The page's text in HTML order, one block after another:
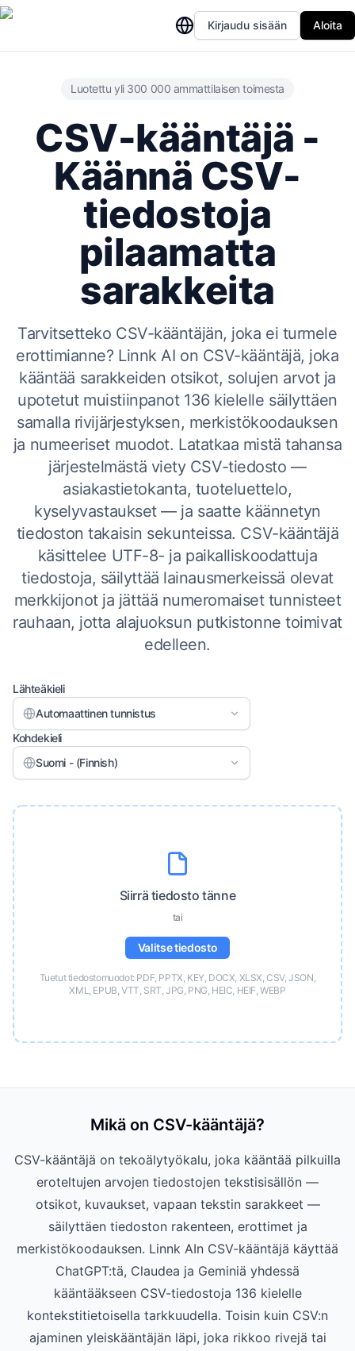
Kirjaudu sisään Aloita
Luotettu yli 300 000 ammattilaisen toimesta
CSV-kääntäjä -
Käännä CSV-
tiedostoja
pilaamatta
sarakkeita
Tarvitsetteko CSV-kääntäjän, joka ei turmele
erottimianne? Linnk AI on CSV-kääntäjä, joka
kääntää sarakkeiden otsikot, solujen arvot ja
upotetut muistiinpanot 136 kielelle säilyttäen
samalla rivijärjestyksen, merkistökoodauksen
ja numeeriset muodot. Latatkaa mistä tahansa
järjestelmästä viety CSV-tiedosto —
asiakastietokanta, tuoteluettelo,
kyselyvastaukset — ja saatte käännetyn
tiedoston takaisin sekunteissa. CSV-kääntäjä
käsittelee UTF-8- ja paikalliskoodattuja
tiedostoja, säilyttää lainausmerkeissä olevat
merkkijonot ja jättää numeromaiset tunnisteet
rauhaan, jotta alajuoksun putkistonne toimivat
edelleen.
Lähteäkieli
Automaattinen tunnistus
Kohdekieli
Suomi - (Finnish)
Siirrä tiedosto tänne
tai
Valitse tiedosto
Tuetut tiedostomuodot: PDF, PPTX, KEY, DOCX, XLSX, CSV, JSON,
XML, EPUB, VTT, SRT, JPG, PNG, HEIC, HEIF, WEBP
Mikä on CSV-kääntäjä?
CSV-kääntäjä on tekoälytyökalu, joka kääntää pilkuilla
eroteltujen arvojen tiedostojen tekstisisällön —
otsikot, kuvaukset, vapaan tekstin sarakkeet —
säilyttäen tiedoston rakenteen, erottimet ja
merkistökoodauksen. Linnk AIn CSV-kääntäjä käyttää
ChatGPT:tä, Claudea ja Geminiä yhdessä
kääntääkseen CSV-tiedostoja 136 kielelle
kontekstitietoisella tarkkuudella. Toisin kuin CSV:n
ajaminen yleiskääntäjän läpi, joka rikkoo rivejä tai